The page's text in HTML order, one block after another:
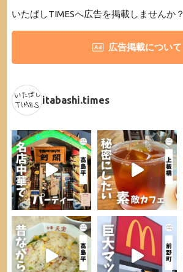
いたばしTIMESへ広告を掲載しませんか？
広告掲載について
itabashi.times